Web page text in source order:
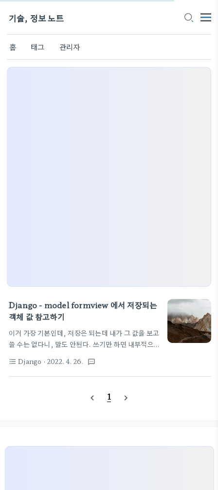
기술, 정보 노트
홈 태그 관리자
Django - model formview 에서 저장되는
객체 값 참고하기
이거 가장 기본인데, 저장은 되는데 내가 그 값을 보고
쓸 수는 없다니, 말도 안된다. 쓰기만 하면 내부적으로
떤 값을 뽑아 쓰려면 참나... 암튼 저장되는 객체의 필
드를 참고하고 싶었는데 어떻게 참고해야 하는지 몰랐
self.form_class.instance.xxxx 다 실패, 정답은
PartsUpdateView(BSModalUpdateView):
format_list_bulleted Django · 2022. 4. 26. textsms
navigate_before 1 navigate_next